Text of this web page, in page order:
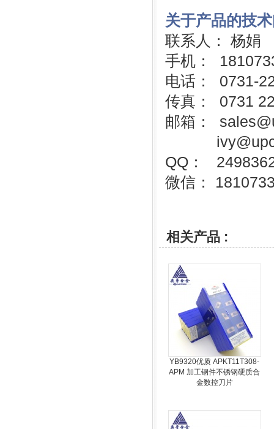
关于产品的技
联系人： 杨娟
手机：
电话： 0731-
传真： 0731
邮箱：
QQ：
微信：
相关产品 :
YB9320优质 APKT11T308-
APM 加工钢件不锈钢硬质合
金数控刀片